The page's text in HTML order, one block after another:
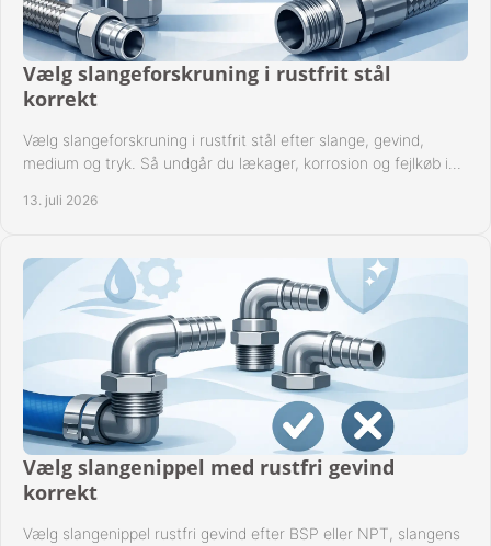
Vælg slangeforskruning i rustfrit stål
korrekt
Vælg slangeforskruning i rustfrit stål efter slange, gevind,
medium og tryk. Så undgår du lækager, korrosion og fejlkøb i
13. juli 2026
Vælg slangenippel med rustfri gevind
korrekt
Vælg slangenippel rustfri gevind efter BSP eller NPT, slangens